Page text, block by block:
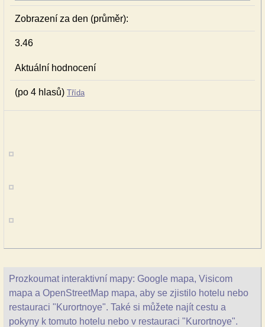
Zobrazení za den (průměr):
3.46
Aktuální hodnocení
(po 4 hlasů) Třída
Prozkoumat interaktivní mapy: Google mapa, Visicom
mapa a OpenStreetMap mapa, aby se zjistilo hotelu nebo
restauraci "Kurortnoye". Také si můžete najít cestu a
pokyny k tomuto hotelu nebo v restauraci "Kurortnoye".